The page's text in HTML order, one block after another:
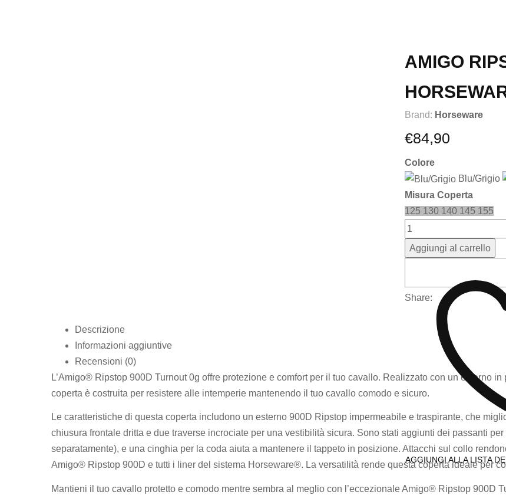
AMIGO
Brand: Horseware
€84,90
Colore
Blu/Grigio
Misura Coperta
125 130 140 145 155
Aggiungi al carrello
AGGIUNGI ALLA LISTA
Share:
Descrizione
Informazioni aggiuntive
Recensioni (0)
L’Amigo® Ripstop 900D Turnout 0g offre protezione e comfort per il tuo cavallo. Realizzato con un esterno
coperta è costruita per resistere alle intemperie mantenendo il tuo cavallo comodo e sicuro.
Le caratteristiche di questa coperta includono un esterno 900D Ripstop impermeabile e traspirante, che
chiusura frontale dritta e due traverse incrociate per una vestibilità sicura. Sono stati aggiunti dei passanti
separatamente), e una cinghia per la coda aiuta a mantenere il tappeto in posizione. Attacchi sul collo
Amigo® Ripstop 900D e tutti i liner del sistema Horseware®. La versatilità rende questa coperta ideale per
Mantieni il tuo cavallo protetto e comodo mentre sembra al meglio con l’eccezionale Amigo® Ripstop 900D